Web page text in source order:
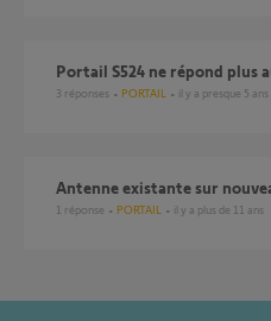
Portail S524 ne répond plus
3 réponses PORTAIL il y a presque 5 ans
antenne existante sur
1 réponse PORTAIL il y a plus de 11 ans